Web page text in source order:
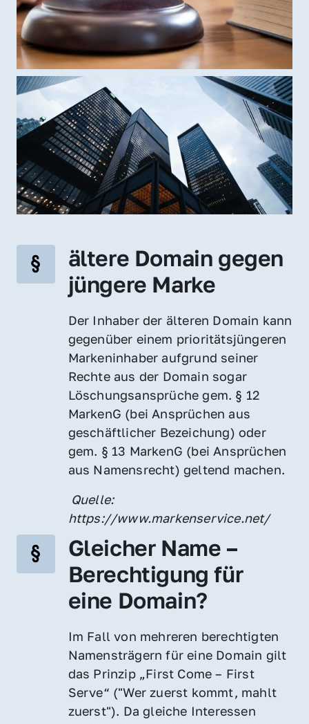
ältere Domain gegen
jüngere Marke
Der Inhaber der älteren Domain kann
gegenüber einem prioritätsjüngeren
Markeninhaber aufgrund seiner
Rechte aus der Domain sogar
Löschungsansprüche gem. § 12
MarkenG (bei Ansprüchen aus
geschäftlicher Bezeichung) oder
gem. § 13 MarkenG (bei Ansprüchen
aus Namensrecht) geltend machen.
https://www.markenservice.net/
Gleicher Name –
Berechtigung für
eine Domain?
Im Fall von mehreren berechtigten
Namensträgern für eine Domain gilt
das Prinzip „First Come – First
Serve“ ("Wer zuerst kommt, mahlt
zuerst"). Da gleiche Interessen